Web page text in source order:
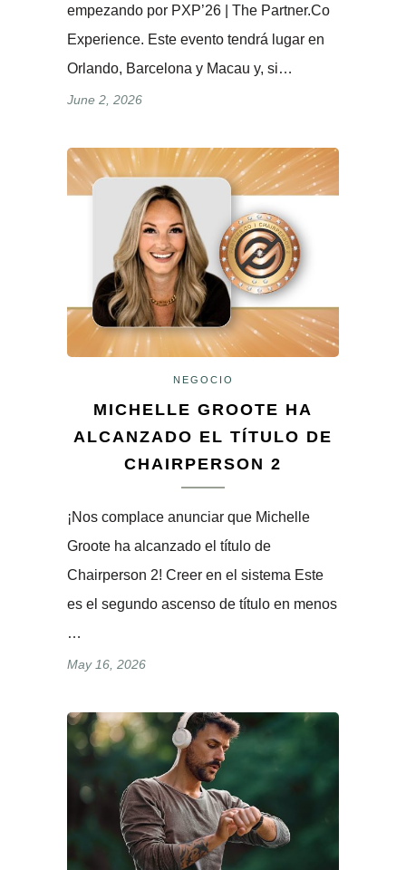
empezando por PXP’26 | The Partner.Co
Experience. Este evento tendrá lugar en
Orlando, Barcelona y Macau y, si…
June 2, 2026
NEGOCIO
MICHELLE GROOTE HA
ALCANZADO EL TÍTULO DE
CHAIRPERSON 2
¡Nos complace anunciar que Michelle
Groote ha alcanzado el título de
Chairperson 2! Creer en el sistema Este
es el segundo ascenso de título en menos
…
May 16, 2026